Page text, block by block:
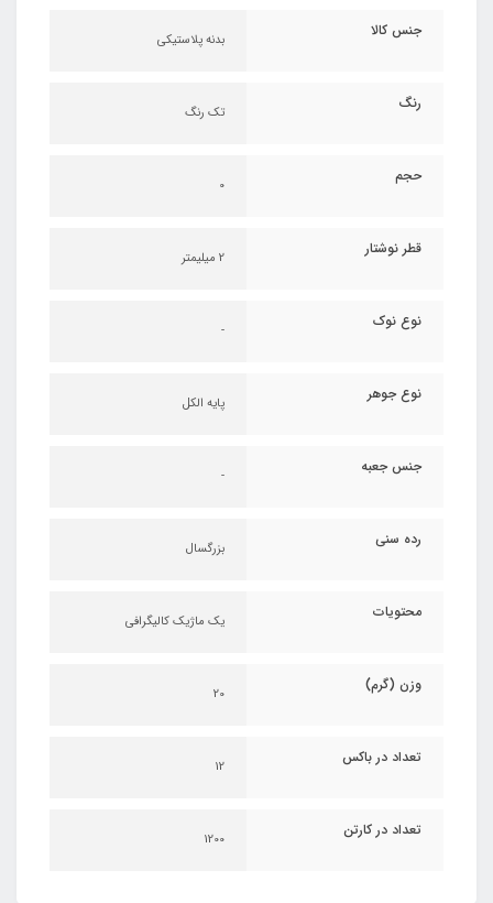
جنس کالا بدنه پلاستیکی
رنگ تک رنگ
حجم 0
قطر نوشتار 2 میلیمتر
نوع نوک -
نوع جوهر پایه الکل
جنس جعبه -
رده سنی بزرگسال
محتویات یک ماژیک کالیگرافی
وزن (گرم) 20
تعداد در باکس 12
تعداد در کارتن 1200